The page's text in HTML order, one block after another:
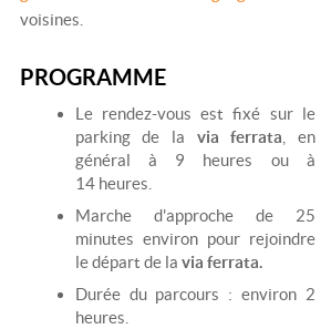
voisines.
PROGRAMME
Le rendez-vous est fixé sur le
parking de la via ferrata, en
général à 9 heures ou à
14 heures.
Marche d'approche de 25
minutes environ pour rejoindre
le départ de la via ferrata.
Durée du parcours : environ 2
heures.